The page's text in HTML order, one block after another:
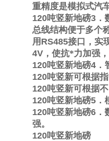
重精度是模拟式汽
120吨竖新地磅3
总线结构便于多个
用 RS485接口，实
4V ，使抗*力加强
120吨竖新地磅4
120吨竖新可根据
120吨竖新可根据
120吨竖新地磅5
120吨竖新地磅6
强。
120吨竖新地磅